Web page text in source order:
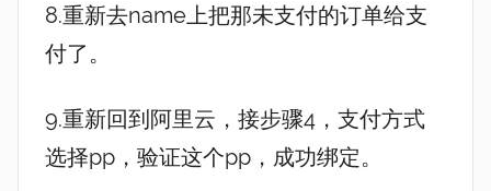
8.重新去name上把那未支付的订单给支
付了。
9.重新回到阿里云，接步骤4，支付方式
选择pp，验证这个pp，成功绑定。